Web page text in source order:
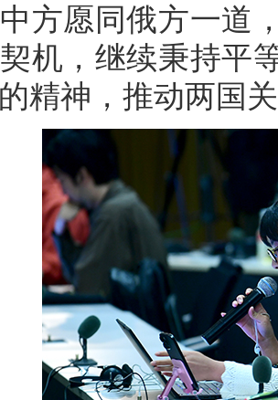
方愿同俄方一道
机，继续秉持平
精神，推动两国